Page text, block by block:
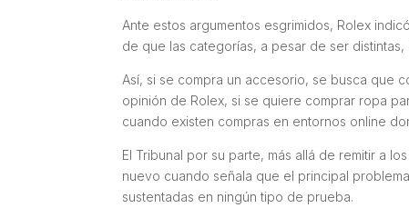
Ante estos argumentos esgrimidos, Rolex
de que las categorías, a pesar de ser distintas,
Así, si se compra un accesorio, se busca que
opinión de Rolex, si se quiere comprar ropa
cuando existen compras en entornos online
El Tribunal por su parte, más allá de remitir a
nuevo cuando señala que el principal
sustentadas en ningún tipo de prueba.